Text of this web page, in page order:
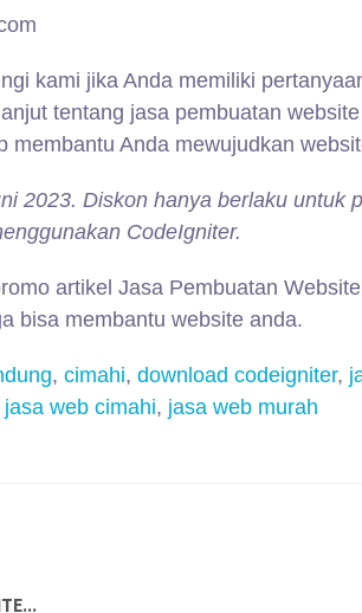
kami jika Anda memiliki
tentang jasa pembuatan
membantu Anda mewujudkan
2023. Diskon hanya berlaku untuk
CodeIgniter.
artikel Jasa Pembuatan
bisa membantu website anda.
, cimahi, download codeigniter,
jasa web cimahi, jasa web murah